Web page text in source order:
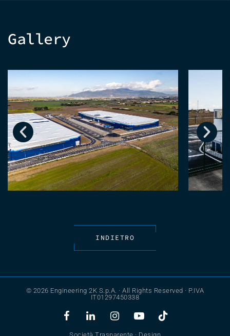
Gallery
INDIETRO
© 2026 Engineering 2K S.p.A. · All Rights Reserved · P.IVA
IT01297450338